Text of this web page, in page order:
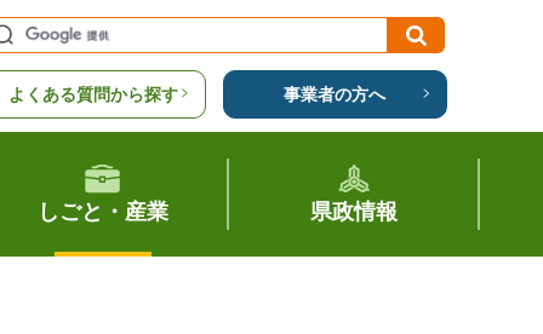
よくある質問から探す 事業者の方へ
しごと・産業 県政情報